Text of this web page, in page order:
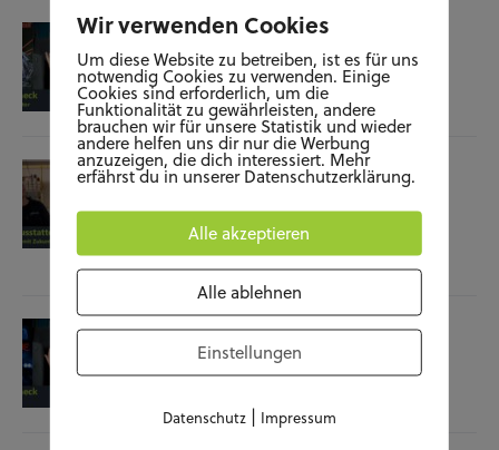
KUNST UND KULTUR SOZIALES
Film-Check “The Terminator”
04.11.25
SOZIALES WISSENSCHAFT & NATUR
Raumausstatterin – (k)ein Beruf mit
Zukunft?
KUNST UND KULTUR SOZIALES
Film-Check “Christine”
Wir verwenden Cookies
Um diese Website zu betreiben, ist es für uns
notwendig Cookies zu verwenden. Einige
Cookies sind erforderlich, um die
Funktionalität zu gewährleisten, andere
brauchen wir für unsere Statistik und wieder
andere helfen uns dir nur die Werbung
anzuzeigen, die dich interessiert. Mehr
erfährst du in unserer Datenschutzerklärung.
Alle akzeptieren
Alle ablehnen
Einstellungen
Datenschutz| Impressum